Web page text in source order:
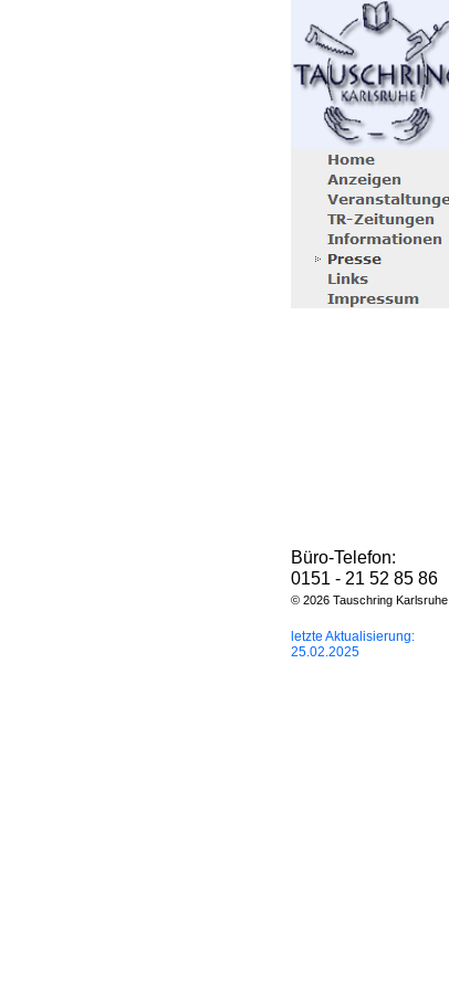
Büro-Telefon:
0151 - 21 52 85 86
© 2026 Tauschring Karlsruhe
letzte Aktualisierung:
25.02.2025